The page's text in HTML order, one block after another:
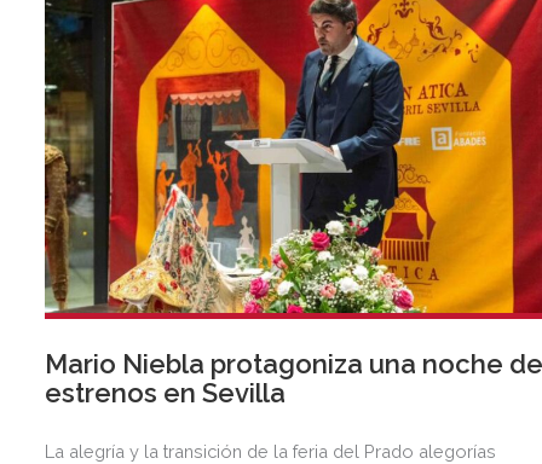
Mario Niebla protagoniza una noche
estrenos en Sevilla
La alegría y la transición de la feria del Prado alegorías